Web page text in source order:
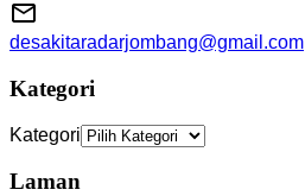
desakitaradarjombang@gmail.com
Kategori
Kategori
Laman